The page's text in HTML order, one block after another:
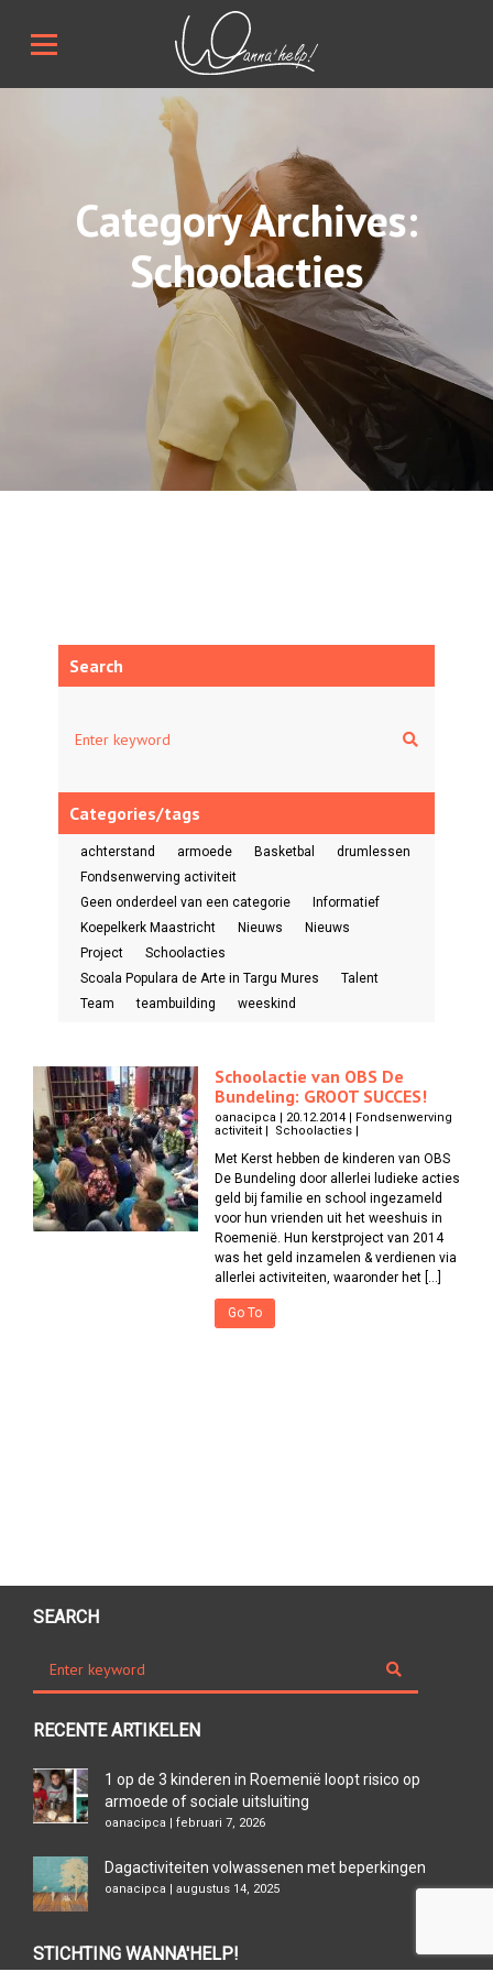
Category Archives:
Schoolacties
Search
Categories/tags
achterstand armoede Basketbal
drumlessen
Fondsenwerving activiteit
Geen onderdeel van een categorie
Informatief
Koepelkerk Maastricht
Nieuws
Nieuws
Project
Schoolacties
Scoala Populara de Arte in Targu Mures
Talent
Team
teambuilding weeskind
Schoolactie van OBS De
Bundeling: GROOT SUCCES!
oanacipca | 20.12.2014 | Fondsenwerving
activiteit | Schoolacties |
Met Kerst hebben de kinderen van OBS
De Bundeling door allerlei ludieke acties
geld bij familie en school ingezameld
voor hun vrienden uit het weeshuis in
Roemenië. Hun kerstproject van 2014
was het geld inzamelen & verdienen via
allerlei activiteiten, waaronder het […]
Go To
SEARCH
RECENTE ARTIKELEN
1 op de 3 kinderen in Roemenië loopt risico op
armoede of sociale uitsluiting
oanacipca | februari 7, 2026
Dagactiviteiten volwassenen met beperkingen
oanacipca | augustus 14, 2025
STICHTING WANNA'HELP!